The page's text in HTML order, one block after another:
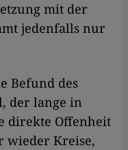
mit der
jedenfalls nur
Befund des
der lange in
direkte Offenheit
wieder Kreise,